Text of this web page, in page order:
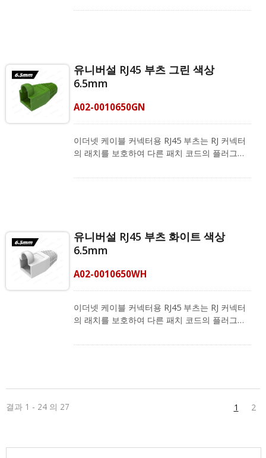
완성된 이더넷 케이블의 커넥터를 보호하고, 플
적합합니다. 또한, 주황색, 노란색, 녹색, 파란색,
보라색, 검은색 및 분홍색의 색상 코딩 시스템에
CRXCabling은 필드 종단을 위한 완벽한 제품 포
트폴리오를 제공합니다. 여기에는 RJ45 커넥터,
RJ45 스트레인 릴리프 부츠 및 RJ45 크림핑 도구
가 포함됩니다. 또한 고정 길이 패치 코드도 제공
합니다. 품질과 특성은 공장에서 테스트되었으며
유니버설 RJ45 부츠 그린 색상
6.5mm
A02-0010650GN
이더넷 케이블 커넥터용 RJ45 부츠는 RJ 커넥터
의 래치를 보호하여 다른 패치 코드의 플러그를
완성된 이더넷 케이블의 커넥터를 보호하고, 플
적합합니다. 또한, 주황색, 노란색, 녹색, 파란색,
보라색, 검은색 및 분홍색의 색상 코딩 시스템에
CRXCabling은 필드 종단을 위한 완벽한 제품 포
트폴리오를 제공합니다. 여기에는 RJ45 커넥터,
RJ45 스트레인 릴리프 부츠 및 RJ45 크림핑 도구
가 포함됩니다. 또한 고정 길이 패치 코드도 제공
합니다. 품질과 특성은 공장에서 테스트되었으며
유니버설 RJ45 부츠 화이트 색상
6.5mm
A02-0010650WH
이더넷 케이블 커넥터용 RJ45 부츠는 RJ 커넥터
의 래치를 보호하여 다른 패치 코드의 플러그를
완성된 이더넷 케이블의 커넥터를 보호하고, 플
적합합니다. 또한, 주황색, 노란색, 녹색, 파란색,
CRXCabling은 필드 종단을 위한 완벽한 제품 포
결과 1 - 24 의 27 1 2